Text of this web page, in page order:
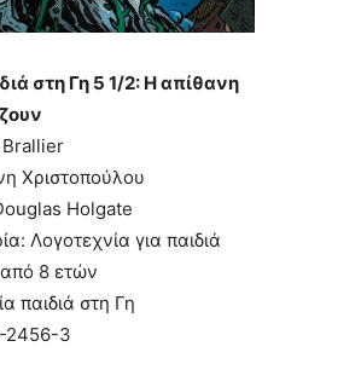
στη Γη 5 1/2: Η απίθανη
Χριστοπούλου
Holgate
Λογοτεχνία για παιδιά
από 8 ετών
παιδιά στη Γη
2456-3